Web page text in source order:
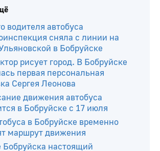
водителя автобуса
сняла с линии на
в Бобруйске
рисует город. В Бобруйске
первая персональная
Сергея Леонова
движения автобуса
в Бобруйске с 17 июля
в Бобруйске временно
маршрут движения
Бобруйска настоящий